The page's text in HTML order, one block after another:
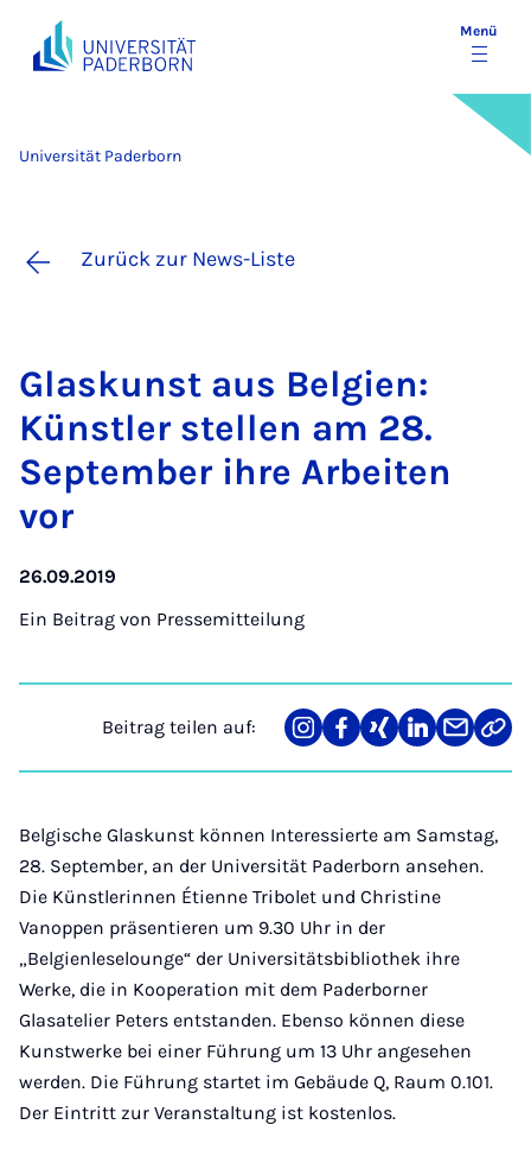
Menü
Universität Paderborn
Zurück zur News-Liste
Glas­kunst aus Bel­gi­en:
Künst­ler stel­len am 28.
Sep­tem­ber ih­re Ar­bei­ten
vor
26.09.2019
Ein Beitrag von Pressemitteilung
Beitrag teilen auf:
Teilen
auf
Teilen
auf
Teilen
auf
Teilen
auf
Teilen
über
Mail
Link
Belgische Glaskunst können Interessierte am Samstag,
28. September, an der Universität Paderborn ansehen.
Die Künstlerinnen Étienne Tribolet und Christine
Vanoppen präsentieren um 9.30 Uhr in der
„Belgienleselounge“ der Universitätsbibliothek ihre
Werke, die in Kooperation mit dem Paderborner
Glasatelier Peters entstanden. Ebenso können diese
Kunstwerke bei einer Führung um 13 Uhr angesehen
werden. Die Führung startet im Gebäude Q, Raum 0.101.
Der Eintritt zur Veranstaltung ist kostenlos.